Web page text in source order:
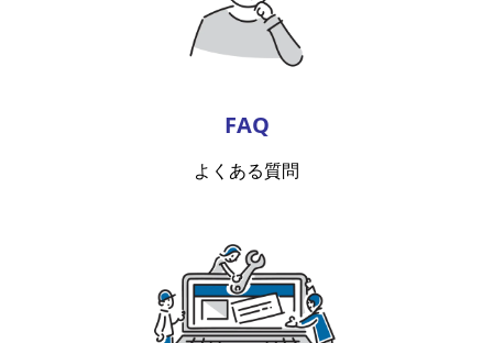
FAQ
よくある質問